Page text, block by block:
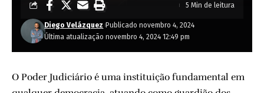
Última atualização novembro 4, 2024 12:49 pm
Diego Velázquez Publicado novembro 4, 2024
5 Min de leitura
O Poder Judiciário é uma instituição fundamental em